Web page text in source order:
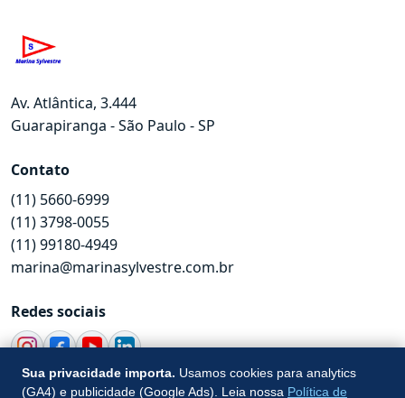
Av. Atlântica, 3.444
Guarapiranga - São Paulo - SP
Contato
(11) 5660-6999
(11) 3798-0055
(11) 99180-4949
marina@marinasylvestre.com.br
Redes sociais
© 2026 Marina Sylvestre. Todos os direitos reservados.
Sua privacidade importa. Usamos cookies para analytics
(GA4) e publicidade (Google Ads). Leia nossa Política de